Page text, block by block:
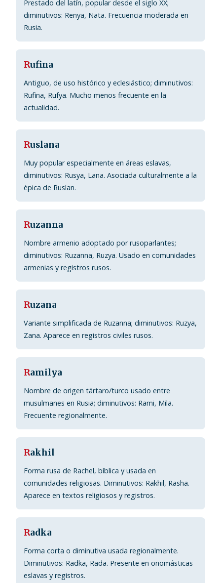
Prestado del latín, popular desde el siglo XX;
diminutivos: Renya, Nata. Frecuencia moderada en
Rusia.
Rufina
Antiguo, de uso histórico y eclesiástico; diminutivos:
Rufina, Rufya. Mucho menos frecuente en la
actualidad.
Ruslana
Muy popular especialmente en áreas eslavas,
diminutivos: Rusya, Lana. Asociada culturalmente a la
épica de Ruslan.
Ruzanna
Nombre armenio adoptado por rusoparlantes;
diminutivos: Ruzanna, Ruzya. Usado en comunidades
armenias y registros rusos.
Ruzana
Variante simplificada de Ruzanna; diminutivos: Ruzya,
Zana. Aparece en registros civiles rusos.
Ramilya
Nombre de origen tártaro/turco usado entre
musulmanes en Rusia; diminutivos: Rami, Mila.
Frecuente regionalmente.
Rakhil
Forma rusa de Rachel, bíblica y usada en
comunidades religiosas. Diminutivos: Rakhil, Rasha.
Aparece en textos religiosos y registros.
Radka
Forma corta o diminutiva usada regionalmente.
Diminutivos: Radka, Rada. Presente en onomásticas
eslavas y registros.